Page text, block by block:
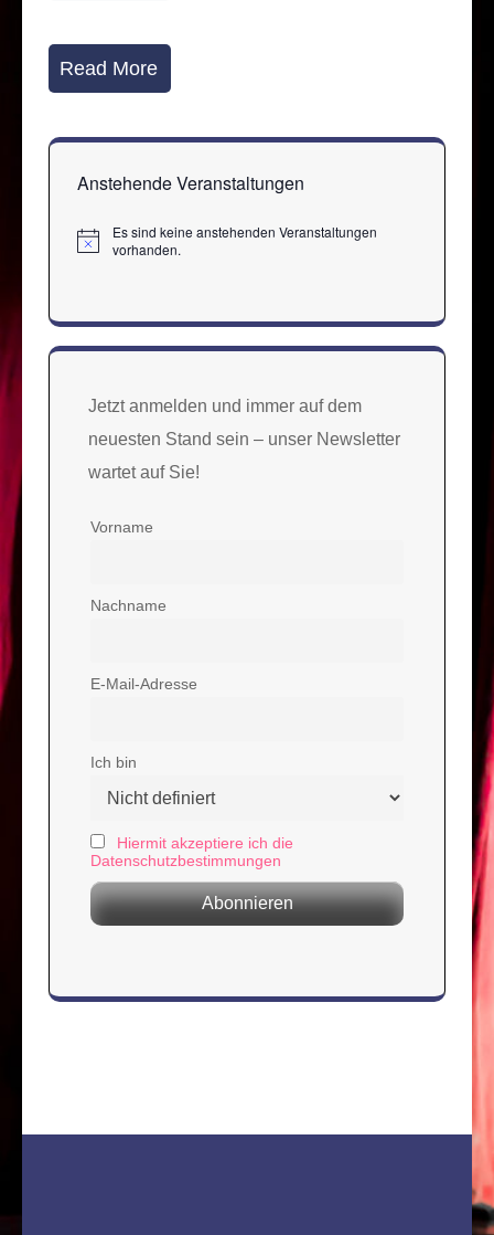
Read More
Anstehende Veranstaltungen
Hinweis
Es sind keine anstehenden Veranstaltungen
vorhanden.
Jetzt anmelden und immer auf dem
neuesten Stand sein – unser Newsletter
wartet auf Sie!
Vorname
Nachname
E-Mail-Adresse
Ich bin
Hiermit akzeptiere ich die
Datenschutzbestimmungen